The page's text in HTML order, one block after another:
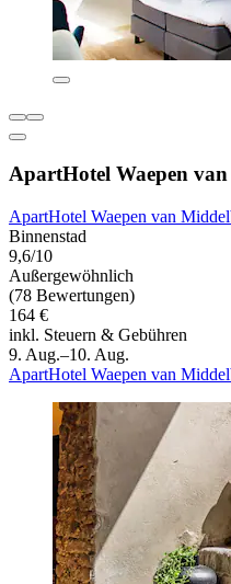
ApartHotel Waepen
ApartHotel Waepen van
Binnenstad
9,6/10
Außergewöhnlich
(78 Bewertungen)
164 €
inkl. Steuern & Gebühren
9. Aug.–10. Aug.
ApartHotel Waepen van